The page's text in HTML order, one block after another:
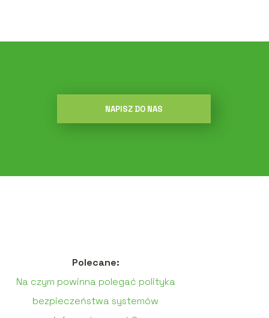
NAPISZ DO NAS
Polecane:
Na czym powinna polegać polityka
bezpieczeństwa systemów